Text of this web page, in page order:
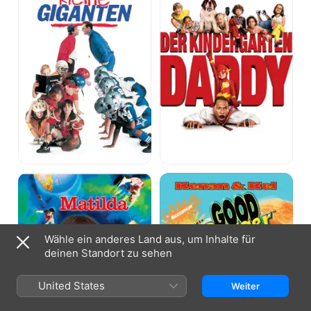
Matilda
Good
Burger
Die
total
verrückte
Burger-
Bude
Wähle ein anderes Land aus, um Inhalte für
deinen Standort zu sehen
United States Weiter